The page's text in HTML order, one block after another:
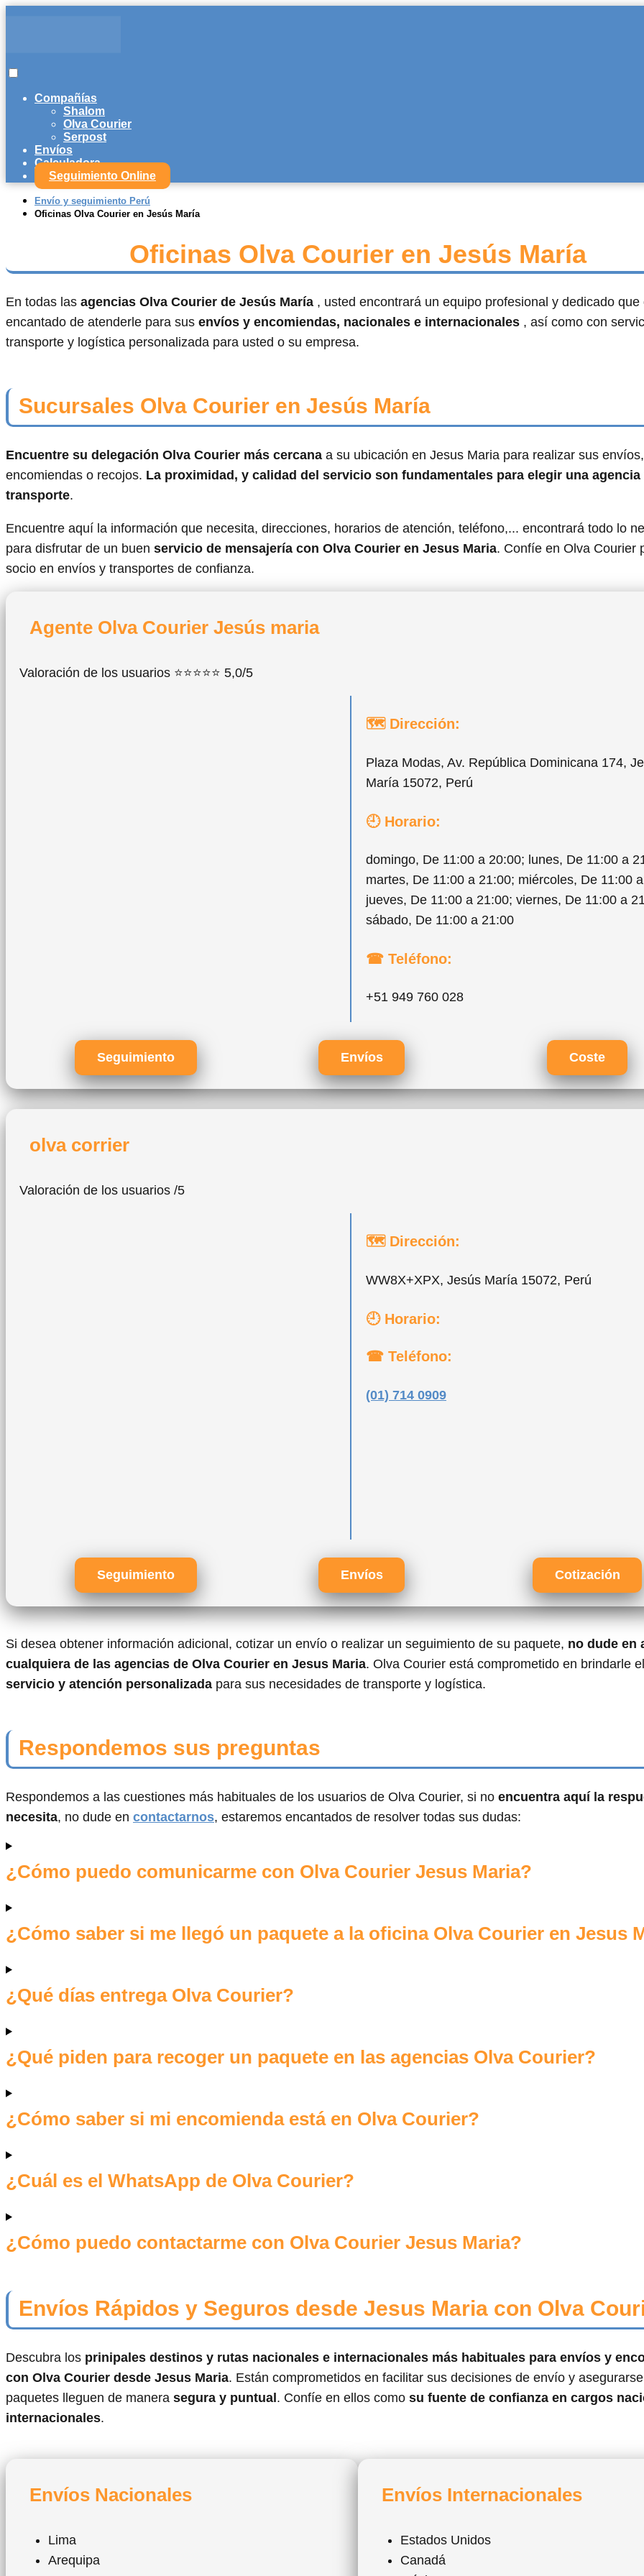
Compañías
Shalom
Olva Courier
Serpost
Envíos
Calculadora
Seguimiento Online
Envío y seguimiento Perú
Oficinas Olva Courier en Jesús María
Oficinas Olva Courier en Jesús María
En todas las agencias Olva Courier de Jesús María , usted encontrará un equipo profesional y dedicado que
encantado de atenderle para sus envíos y encomiendas, nacionales e internacionales , así como con
transporte y logística personalizada para usted o su empresa.
Sucursales Olva Courier en Jesús María
Encuentre su delegación Olva Courier más cercana a su ubicación en Jesus Maria para realizar sus envíos,
encomiendas o recojos. La proximidad, y calidad del servicio son fundamentales para elegir una agencia
transporte.
Encuentre aquí la información que necesita, direcciones, horarios de atención, teléfono,... encontrará todo lo
para disfrutar de un buen servicio de mensajería con Olva Courier en Jesus Maria. Confíe en Olva Courier
socio en envíos y transportes de confianza.
Agente Olva Courier Jesús maria
Valoración de los usuarios ⭐⭐⭐⭐⭐ 5,0/5
🗺 Dirección:
Plaza Modas, Av. República Dominicana 174,
María 15072, Perú
🕘 Horario:
domingo, De 11:00 a 20:00; lunes, De 11:00 a
martes, De 11:00 a 21:00; miércoles, De 11:00
jueves, De 11:00 a 21:00; viernes, De 11:00 a
sábado, De 11:00 a 21:00
☎ Teléfono:
+51 949 760 028
Seguimiento Envíos Coste
olva corrier
Valoración de los usuarios /5
🗺 Dirección:
WW8X+XPX, Jesús María 15072, Perú
🕘 Horario:
☎ Teléfono:
(01) 714 0909
Seguimiento Envíos Cotización
Si desea obtener información adicional, cotizar un envío o realizar un seguimiento de su paquete, no dude en
cualquiera de las agencias de Olva Courier en Jesus Maria. Olva Courier está comprometido en brindarle el
servicio y atención personalizada para sus necesidades de transporte y logística.
Respondemos sus preguntas
Respondemos a las cuestiones más habituales de los usuarios de Olva Courier, si no encuentra aquí la
necesita, no dude en contactarnos, estaremos encantados de resolver todas sus dudas:
¿Cómo puedo comunicarme con Olva Courier Jesus Maria?
¿Cómo saber si me llegó un paquete a la oficina Olva Courier en Jesus
¿Qué días entrega Olva Courier?
¿Qué piden para recoger un paquete en las agencias Olva Courier?
¿Cómo saber si mi encomienda está en Olva Courier?
¿Cuál es el WhatsApp de Olva Courier?
¿Cómo puedo contactarme con Olva Courier Jesus Maria?
Envíos Rápidos y Seguros desde Jesus Maria con Olva
Descubra los prinipales destinos y rutas nacionales e internacionales más habituales para envíos y
con Olva Courier desde Jesus Maria. Están comprometidos en facilitar sus decisiones de envío y
paquetes lleguen de manera segura y puntual. Confíe en ellos como su fuente de confianza en cargos
internacionales.
Envíos Nacionales
Lima
Arequipa
Envíos Internacionales
Estados Unidos
Canadá